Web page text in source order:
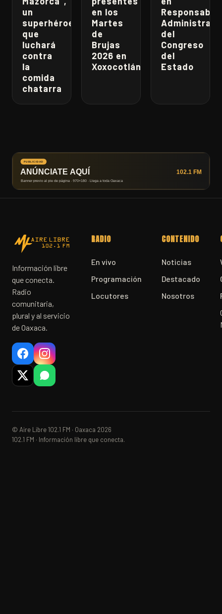
un
superhéroe
que
luchará
contra
la
comida
chatarra
en los
Martes
de
Brujas
2026 en
Xoxocotlán
del
Congreso
del
Estado
Información libre
que conecta.
Radio
comunitaria,
plural y al servicio
de Oaxaca.
RADIO
En vivo
Programación
Locutores
CONTENIDO
Noticias
Destacado
Nosotros
© Aire Libre 102.1 FM · Oaxaca 2026
102.1 FM · Información libre que conecta.